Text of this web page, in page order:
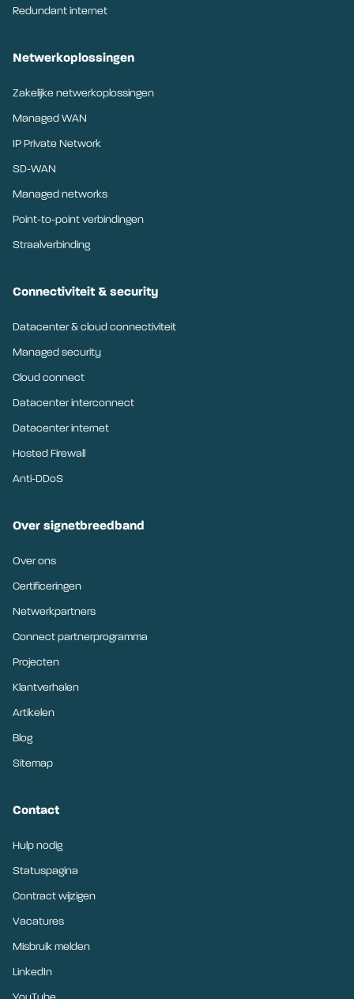
Redundant internet
Netwerkoplossingen
Zakelijke netwerkoplossingen
Managed WAN
IP Private Network
SD-WAN
Managed networks
Point-to-point verbindingen
Straalverbinding
Connectiviteit & security
Datacenter & cloud connectiviteit
Managed security
Cloud connect
Datacenter interconnect
Datacenter internet
Hosted Firewall
Anti-DDoS
Over signetbreedband
Over ons
Certificeringen
Netwerkpartners
Connect partnerprogramma
Projecten
Klantverhalen
Artikelen
Blog
Sitemap
Contact
Hulp nodig
Statuspagina
Contract wijzigen
Vacatures
Misbruik melden
LinkedIn